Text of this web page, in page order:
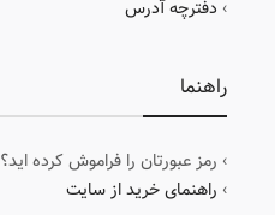
› دفترچه آدرس
راهنما
› رمز عبورتان را فراموش کرده اید؟
› راهنمای خرید از سایت